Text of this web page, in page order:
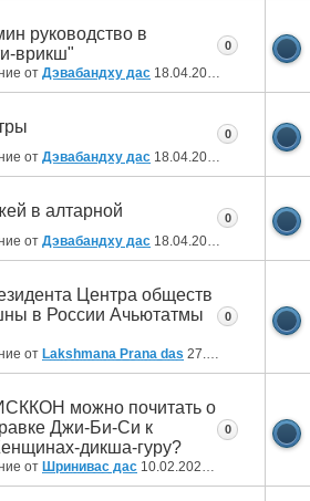
руководство в
врикш"
от Дэвабандху дас 18.04.2022
0
от Дэвабандху дас 18.04.2022
0
в алтарной
от Дэвабандху дас 18.04.2022
0
Центра обществ
в России Ачьютатмы
от Lakshmana Prana das 27.02.2022
0
можно почитать о
Джи-Би-Си к
дикша-гуру?
от Шринивас дас 10.02.2022 14:44
0